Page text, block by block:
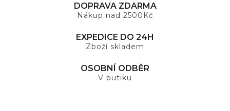
DOPRAVA ZDARMA
Nákup nad 2500Kč
EXPEDICE DO 24H
Zboží skladem
OSOBNÍ ODBĚR
V butiku